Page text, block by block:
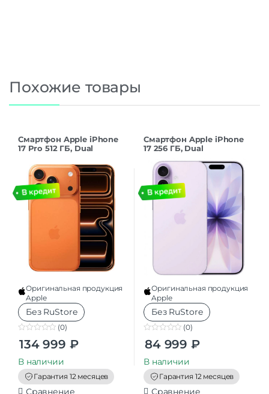
Похожие товары
Смартфон Apple iPhone
17 Pro 512 ГБ, Dual
Оригинальная продукция
Apple
Без RuStore
t
o
f
5
(0)
134 999 ₽
В наличии
Гарантия 12 месяцев
Сравнение
Смартфон Apple iPhone
17 256 ГБ, Dual
Оригинальная продукция
Apple
Без RuStore
o
t
o
f
5
(0)
84 999 ₽
В наличии
Гарантия 12 месяцев
Сравнение